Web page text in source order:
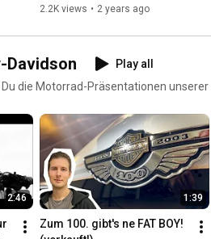
Harley-Davidson Hamburg
2.2K views • 2 years ago
Davidson
Play all
die Motorrad-Präsentationen unserer
2:46 1:39
Zum 100. gibt's ne FAT BOY!